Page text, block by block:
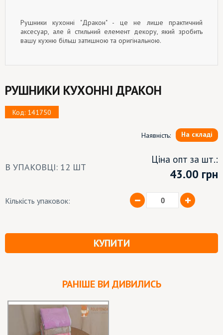
Рушники кухонні "Дракон" - це не лише практичний
аксесуар, але й стильний елемент декору, який зробить
вашу кухню більш затишною та оригінальною.
РУШНИКИ КУХОННІ ДРАКОН
Код: 141750
Наявність: На складі
В УПАКОВЦІ: 12 ШТ
Ціна опт за шт.:
43.00 грн
Кількість упаковок:
КУПИТИ
РАНІШЕ ВИ ДИВИЛИСЬ